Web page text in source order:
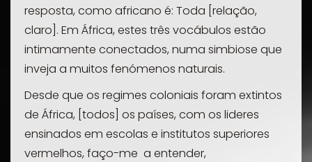
resposta, como africano é: Toda [relação,
claro]. Em África, estes três vocábulos estão
intimamente conectados, numa simbiose que
inveja a muitos fenómenos naturais.
Desde que os regimes coloniais foram extintos
de África, [todos] os países, com os lideres
ensinados em escolas e institutos superiores
vermelhos, faço-me a entender,